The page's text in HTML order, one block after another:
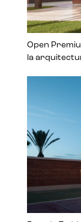
Open
la